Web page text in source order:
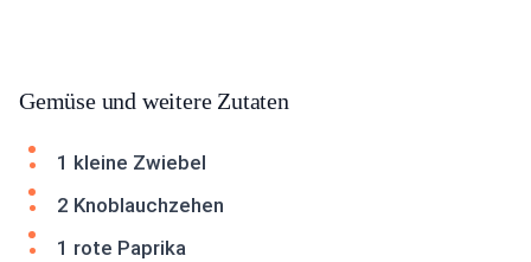
Gemüse und weitere Zutaten
1 kleine Zwiebel
2 Knoblauchzehen
1 rote Paprika